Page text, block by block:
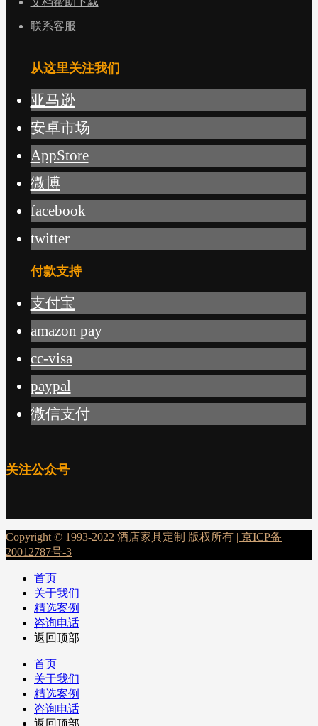
联系客服
从这里关注我们
亚马逊
安卓市场
AppStore
微博
facebook
twitter
付款支持
支付宝
amazon pay
cc-visa
paypal
微信支付
关注公众号
Copyright © 1993-2022 酒店家具定制 版权所有 | 京ICP备
20012787号-3
首页
关于我们
精选案例
咨询电话
返回顶部
首页
关于我们
精选案例
咨询电话